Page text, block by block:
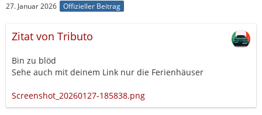
27. Januar 2026 Offizieller Beitrag
Zitat von Tributo
Bin zu blöd
Sehe auch mit deinem Link nur die Ferienhäuser
Screenshot_20260127-185838.png